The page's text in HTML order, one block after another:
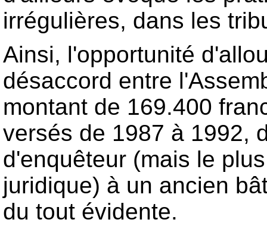
irrégulières, dans les
Ainsi, l'opportunité
désaccord entre
montant de 169.400
versés de 1987 à 1992,
d'enquêteur (mais le
juridique) à un ancien
du tout évidente.